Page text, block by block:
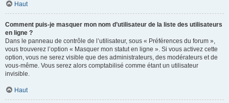
Haut
Comment puis-je masquer mon nom d’utilisateur de la liste des utilisateurs
en ligne ?
Dans le panneau de contrôle de l’utilisateur, sous « Préférences du forum »,
vous trouverez l’option « Masquer mon statut en ligne ». Si vous activez cette
option, vous ne serez visible que des administrateurs, des modérateurs et de
vous-même. Vous serez alors comptabilisé comme étant un utilisateur
invisible.
Haut